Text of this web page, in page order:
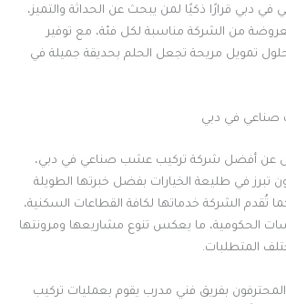
دبي قرارًا ذكيًا لمن يبحث عن الحداثة والتميز،
من الشركة مناسبة لكل فئة، مع توفير
تمويل مريحة تجعل الحلم بحديقة جميلة في
في دبي
عن أفضل شركة تركيب عشب صناعي في دبي،
تبرز في طليعة الخيارات بفضل خبرتها الطويلة
تُقدم الشركة خدماتها لكافة القطاعات السكنية،
الحكومية، ما يعكس تنوع مشاريعها ومرونتها
المتطلبات.
بفريق فني مدرب يقوم بعمليات تركيب